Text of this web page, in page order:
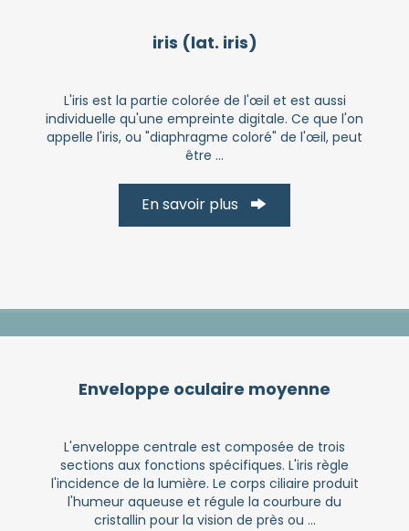
iris (lat. iris)
L'iris est la partie colorée de l'œil et est aussi
individuelle qu'une empreinte digitale. Ce que l'on
appelle l'iris, ou "diaphragme coloré" de l'œil, peut
être ...
En savoir plus
Enveloppe oculaire moyenne
L'enveloppe centrale est composée de trois
sections aux fonctions spécifiques. L'iris règle
l'incidence de la lumière. Le corps ciliaire produit
l'humeur aqueuse et régule la courbure du
cristallin pour la vision de près ou ...